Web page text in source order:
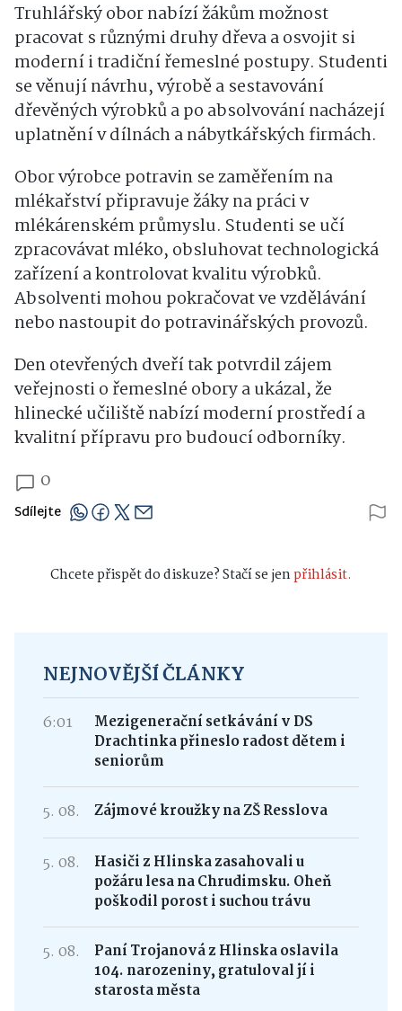
Truhlářský obor nabízí žákům možnost
pracovat s různými druhy dřeva a osvojit si
moderní i tradiční řemeslné postupy. Studenti
se věnují návrhu, výrobě a sestavování
dřevěných výrobků a po absolvování nacházejí
uplatnění v dílnách a nábytkářských firmách.
Obor výrobce potravin se zaměřením na
mlékařství připravuje žáky na práci v
mlékárenském průmyslu. Studenti se učí
zpracovávat mléko, obsluhovat technologická
zařízení a kontrolovat kvalitu výrobků.
Absolventi mohou pokračovat ve vzdělávání
nebo nastoupit do potravinářských provozů.
Den otevřených dveří tak potvrdil zájem
veřejnosti o řemeslné obory a ukázal, že
hlinecké učiliště nabízí moderní prostředí a
kvalitní přípravu pro budoucí odborníky.
0
Sdílejte
Chcete přispět do diskuze? Stačí se jenpřihlásit.
NEJNOVĚJŠÍ ČLÁNKY
6:01
Mezigenerační setkávání v DS
Drachtinka přineslo radost dětem i
seniorům
5. 08. Zájmové kroužky na ZŠ Resslova
5. 08.
Hasiči z Hlinska zasahovali u
požáru lesa na Chrudimsku. Oheň
poškodil porost i suchou trávu
5. 08.
Paní Trojanová z Hlinska oslavila
104. narozeniny, gratuloval jí i
starosta města